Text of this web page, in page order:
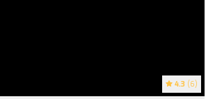
4.3 (6)